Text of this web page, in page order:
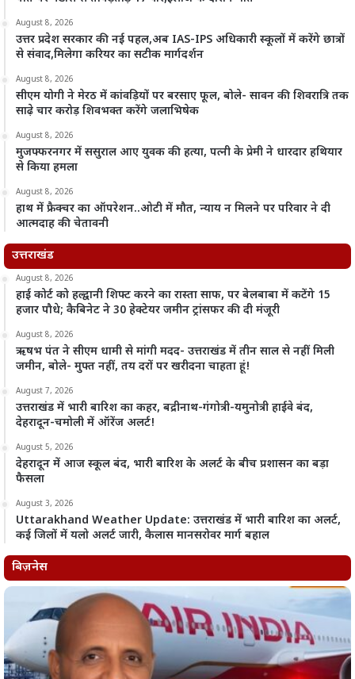
August 8, 2026
उत्तर प्रदेश सरकार की नई पहल,अब IAS-IPS अधिकारी स्कूलों में करेंगे छात्रों
से संवाद,मिलेगा करियर का सटीक मार्गदर्शन
August 8, 2026
सीएम योगी ने मेरठ में कांवड़ियों पर बरसाए फूल, बोले- सावन की शिवरात्रि तक
साढ़े चार करोड़ शिवभक्त करेंगे जलाभिषेक
August 8, 2026
मुजफ्फरनगर में ससुराल आए युवक की हत्या, पत्नी के प्रेमी ने धारदार हथियार
से किया हमला
August 8, 2026
हाथ में फ्रैक्चर का ऑपरेशन..ओटी में मौत, न्याय न मिलने पर परिवार ने दी
आत्मदाह की चेतावनी
उत्तराखंड
August 8, 2026
हाई कोर्ट को हल्द्वानी शिफ्ट करने का रास्ता साफ, पर बेलबाबा में कटेंगे 15
हजार पौधे; कैबिनेट ने 30 हेक्टेयर जमीन ट्रांसफर की दी मंजूरी
August 8, 2026
ऋषभ पंत ने सीएम धामी से मांगी मदद- उत्तराखंड में तीन साल से नहीं मिली
जमीन, बोले- मुफ्त नहीं, तय दरों पर खरीदना चाहता हूं!
August 7, 2026
उत्तराखंड में भारी बारिश का कहर, बद्रीनाथ-गंगोत्री-यमुनोत्री हाईवे बंद,
देहरादून-चमोली में ऑरेंज अलर्ट!
August 5, 2026
देहरादून में आज स्कूल बंद, भारी बारिश के अलर्ट के बीच प्रशासन का बड़ा
फैसला
August 3, 2026
Uttarakhand Weather Update: उत्तराखंड में भारी बारिश का अलर्ट,
कई जिलों में यलो अलर्ट जारी, कैलास मानसरोवर मार्ग बहाल
बिज़नेस